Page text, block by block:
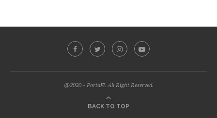
@2020 - PortaFi. All Right Reserved.
BACK TO TOP